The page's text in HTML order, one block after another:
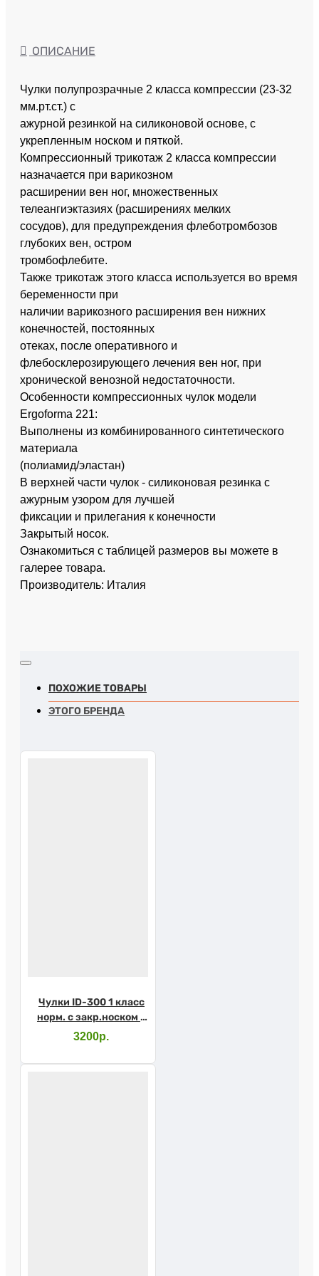
ОПИСАНИЕ
Чулки полупрозрачные 2 класса компрессии (23-32
мм.рт.ст.) с
ажурной резинкой на силиконовой основе, с
укрепленным носком и пяткой.
Компрессионный трикотаж 2 класса компрессии
назначается при варикозном
расширении вен ног, множественных
телеангиэктазиях (расширениях мелких
сосудов), для предупреждения флеботромбозов
глубоких вен, остром
тромбофлебите.
Также трикотаж этого класса используется во время
беременности при
наличии варикозного расширения вен нижних
конечностей, постоянных
отеках, после оперативного и
флебосклерозирующего лечения вен ног, при
хронической венозной недостаточности.
Особенности компрессионных чулок модели
Ergoforma 221:
Выполнены из комбинированного синтетического
материала
(полиамид/эластан)
В верхней части чулок - силиконовая резинка с
ажурным узором для лучшей
фиксации и прилегания к конечности
Закрытый носок.
Ознакомиться с таблицей размеров вы можете в
галерее товара.
Производитель: Италия
ПОХОЖИЕ ТОВАРЫ
ЭТОГО БРЕНДА
Чулки ID-300 1 класс
норм. с закр.носком с
прост.рез. L карамель
3200р.